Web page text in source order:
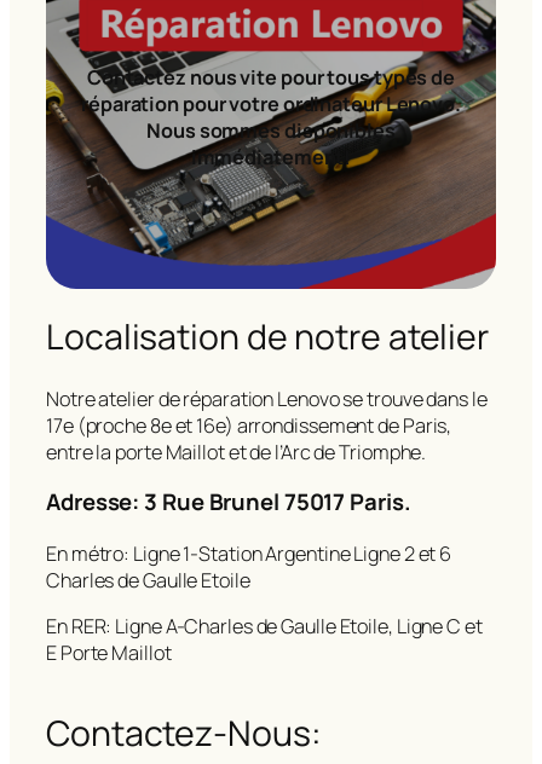
Contactez nous vite pour tous types de
réparation pour votre ordinateur Lenovo.
Nous sommes disponibles
immédiatement!
Localisation de notre atelier
Notre atelier de réparation Lenovo se trouve dans le
17e (proche 8e et 16e) arrondissement de Paris,
entre la porte Maillot et de l’Arc de Triomphe.
Adresse: 3 Rue Brunel 75017 Paris.
En métro: Ligne 1-Station Argentine Ligne 2 et 6
Charles de Gaulle Etoile
En RER: Ligne A-Charles de Gaulle Etoile, Ligne C et
E Porte Maillot
Contactez-Nous: